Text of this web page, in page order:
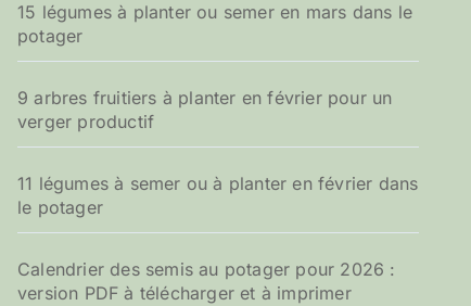
15 légumes à planter ou semer en mars dans le
potager
9 arbres fruitiers à planter en février pour un
verger productif
11 légumes à semer ou à planter en février dans
le potager
Calendrier des semis au potager pour 2026 :
version PDF à télécharger et à imprimer